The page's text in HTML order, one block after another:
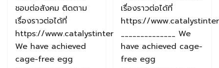
ชอบต่อสังคม ติดตาม
เรื่องราวต่อได้ที่
https://www.catalystintercorp.com/
We have achieved
cage-free egg
เรื่องราวต่อได้ที่
https://
______________ We
have achieved cage-
free egg